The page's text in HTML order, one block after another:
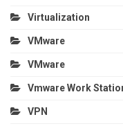
Virtualization
VMware
VMware
Vmware Work
VPN